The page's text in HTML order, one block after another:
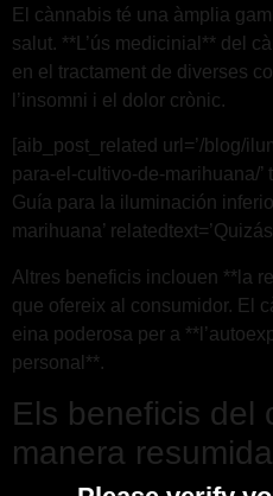
El cànnabis té una àmplia
salut. **L’ús medicinial** del
en el tractament de diverses
l’insomni i el dolor crònic.
[aib_post_related url=’/blog/
para-el-cultivo-de-marihuana/’
Guía para la iluminación
marihuana’
Altres beneficis inclouen **la
que ofereix al consumidor. El
eina poderosa per a
personal**.
Els beneficis del
manera resumida